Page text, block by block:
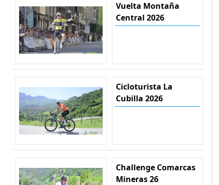
Vuelta Montaña
Central 2026
Cicloturista La
Cubilla 2026
Challenge Comarcas
Mineras 26